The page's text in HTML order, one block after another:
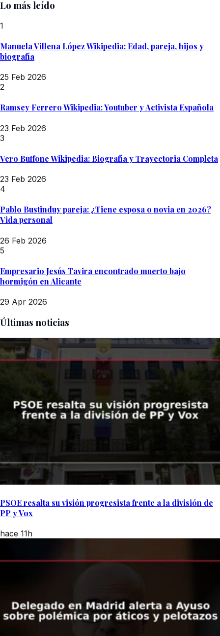
Lo más leído
1
Manuela Villena López Wikipedia: Edad, pareja, hijos y
biografía
25 Feb 2026
2
Ramsey Ferrero Wikipedia: Youtuber y Activista Española
23 Feb 2026
3
Vero Buffone Wikipedia: Biografía y Trayectoria Completa
23 Feb 2026
4
Pablo Bustinduy pareja: ¿Tiene esposa o novia en 2026?
Vida personal
26 Feb 2026
5
Empresario Jesús Tavira encontrado muerto bajo
hormigón en Alicante
29 Apr 2026
Últimas noticias
PSOE resalta su visión progresista frente a la división de
PP y Vox
hace 11h